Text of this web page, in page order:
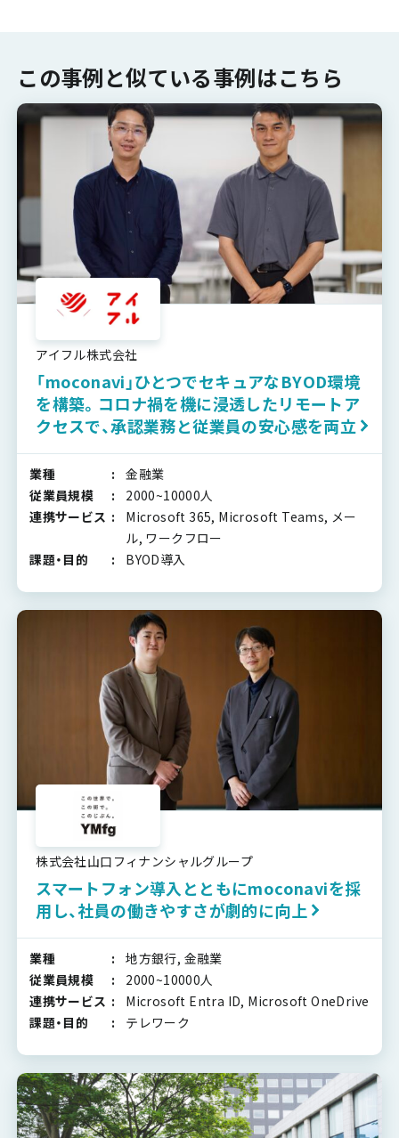
この事例と似ている事例はこちら
アイフル株式会社
「moconavi」ひとつでセキュアなBYOD環境
を構築。コロナ禍を機に浸透したリモートア
クセスで、承認業務と従業員の安心感を両立
業種
金融業
従業員規模
2000~10000人
連携サービス
Microsoft 365, Microsoft Teams, メー
ル, ワークフロー
課題・目的
BYOD導入
株式会社山口フィナンシャルグループ
スマートフォン導入とともにmoconaviを採
用し、社員の働きやすさが劇的に向上
業種
地方銀行, 金融業
従業員規模
2000~10000人
連携サービス
Microsoft Entra ID, Microsoft OneDrive
課題・目的
テレワーク